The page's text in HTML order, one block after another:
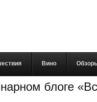
Вино
блоге